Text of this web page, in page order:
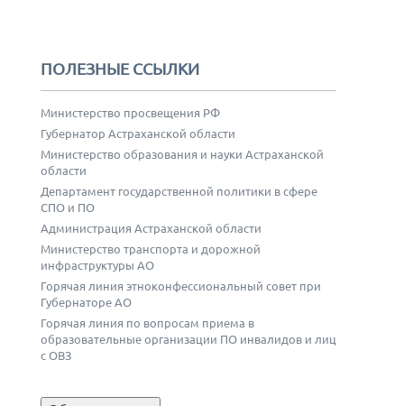
ПОЛЕЗНЫЕ ССЫЛКИ
Министерство просвещения РФ
Губернатор Астраханской области
Министерство образования и науки Астраханской
области
Департамент государственной политики в сфере
СПО и ПО
Администрация Астраханской области
Министерство транспорта и дорожной
инфраструктуры АО
Горячая линия этноконфессиональный совет при
Губернаторе АО
Горячая линия по вопросам приема в
образовательные организации ПО инвалидов и лиц
с ОВЗ